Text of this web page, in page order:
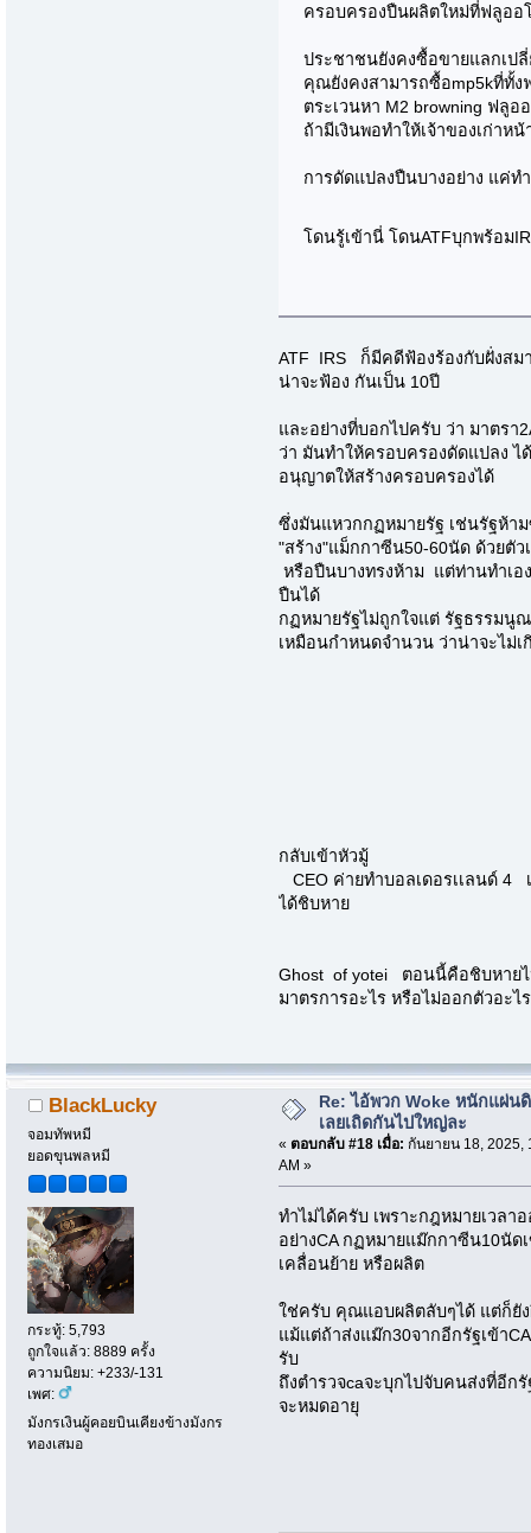
ครอบครองปืนผลิตใหม่ที่ฟลูออ
ประชาชนยังคงซื้อขายแลกเป
คุณยังคงสามารถซื้อmp5kที่ทั้ง
ตระเวนหา M2 browning ฟลู
ถ้ามีเงินพอทำให้เจ้าของเก่าห
การดัดแปลงปืนบางอย่าง แค่
โดนรู้เข้านี่ โดนATFบุกพร้อม
ATF IRS ก็มีคดีฟ้องร้องกับฝั่งส
น่าจะฟ้อง กันเป็น 10ปี
และอย่างที่บอกไปครับ ว่า มาตรา
ว่า มันทำให้ครอบครองดัดแปลง ไ
อนุญาตให้สร้างครอบครองได้
ซึ่งมันแหวกกฏหมายรัฐ เช่นรัฐห้า
"สร้าง"แม็กกาซีน50-60นัด ด้วยตัว
หรือปืนบางทรงห้าม แต่ท่านทำเอ
ปืนได้
กฏหมายรัฐไม่ถูกใจแต่ รัฐธรรมนู
เหมือนกำหนดจำนวน ว่าน่าจะไม่
กลับเข้าหัวมู้
CEO ค่ายทำบอลเดอรเเลนด์ 4
ได้ชิบหาย
Ghost of yotei ตอนนี้คือชิบหาย
มาตรการอะไร หรือไม่ออกตัวอะไ
BlackLucky
จอมทัพหมี
ยอดขุนพลหมี
กระทู้: 5,793
ถูกใจแล้ว: 8889 ครั้ง
ความนิยม: +233/-131
เพศ:
มังกรเงินผู้คอยบินเคียงข้างมังกร
ทองเสมอ
Re: ไอ้พวก Woke หนักแผ่น
เลยเถิดกันไปใหญ่ละ
« ตอบกลับ #18 เมื่อ: กันยายน 18, 2025,
AM »
ทำไม่ได้ครับ เพราะกฎหมายเวลา
อย่างCA กฏหมายแม๊กกาซีน10นัด
เคลื่อนย้าย หรือผลิต
ใช่ครับ คุณแอบผลิตลับๆได้ แต่ก็ยั
แม้แต่ถ้าส่งแม๊ก30จากอีกรัฐเข้า
รับ
ถึงตำรวจcaจะบุกไปจับคนส่งที่อีก
จะหมดอายุ